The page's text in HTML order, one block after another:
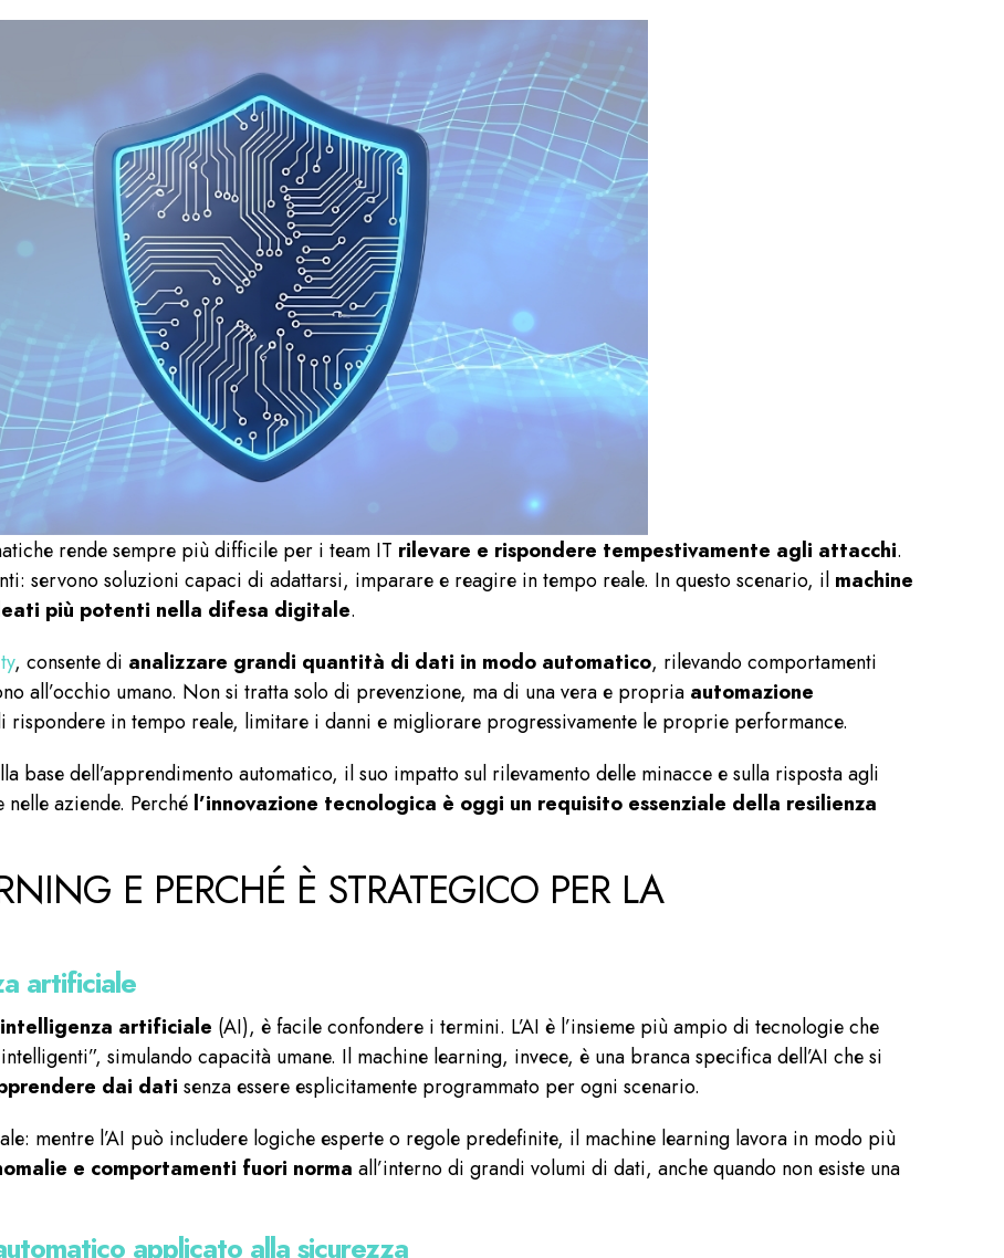
rende sempre più difficile per i team IT rilevare e rispondere tempestivamente agli attacchi.
servono soluzioni capaci di adattarsi, imparare e reagire in tempo reale. In questo scenario, il machine
più potenti nella difesa digitale.
, consente di analizzare grandi quantità di dati in modo automatico, rilevando comportamenti
all’occhio umano. Non si tratta solo di prevenzione, ma di una vera e propria automazione
rispondere in tempo reale, limitare i danni e migliorare progressivamente le proprie performance.
base dell’apprendimento automatico, il suo impatto sul rilevamento delle minacce e sulla risposta agli
aziende. Perché l’innovazione tecnologica è oggi un requisito essenziale della resilienza
E PERCHÉ È STRATEGICO PER LA
artificiale
intelligenza artificiale (AI), è facile confondere i termini. L’AI è l’insieme più ampio di tecnologie che
simulando capacità umane. Il machine learning, invece, è una branca specifica dell’AI che si
dai dati senza essere esplicitamente programmato per ogni scenario.
mentre l’AI può includere logiche esperte o regole predefinite, il machine learning lavora in modo più
e comportamenti fuori norma all’interno di grandi volumi di dati, anche quando non esiste una
applicato alla sicurezza